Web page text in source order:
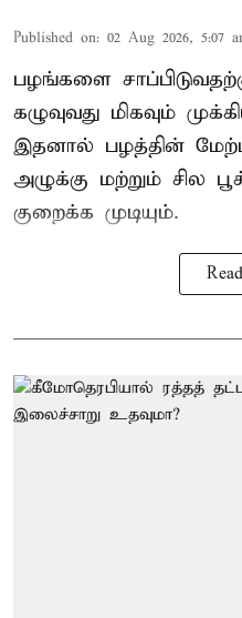
Published on: 02 Aug 2026, 5:07
பழங்களை
கழுவுவது மிகவும்
இதனால் பழத்தின்
அழுக்கு மற்றும் சில
குறைக்க முடியும்.